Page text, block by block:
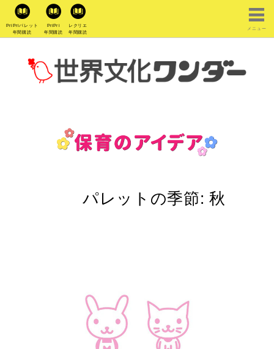
PriPriパレット
年間購読
PriPri
年間購読
レクリエ
年間購読
メニュー
パレットの季節: 秋